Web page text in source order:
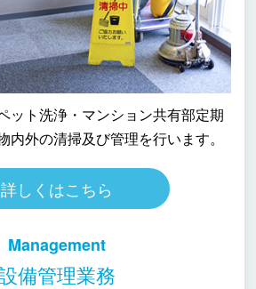
ット洗浄・マンション共有部定期
内外の清掃及び管理を行います。
詳しくはこちら
Management
備管理業務